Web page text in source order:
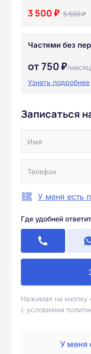
3 500 ₽ 5 500 ₽
Частями без
от 750 ₽/месяц
Узнать подробнее
Записаться
У меня есть
Где удобней
Нажимая на кнопку
с условиями
У меня